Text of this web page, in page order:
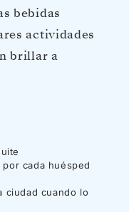
bebidas
actividades
brillar a
cada huésped
ciudad cuando lo